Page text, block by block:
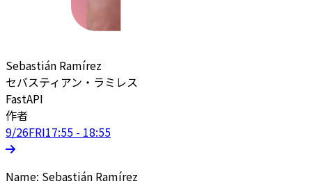
Sebastián Ramírez
セバスティアン・ラミレス
FastAPI
作者
9/26FRI17:55 - 18:55
Name: Sebastián Ramírez